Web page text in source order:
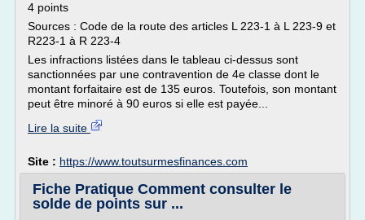
4 points
Sources : Code de la route des articles L 223-1 à L 223-9 et
R223-1 à R 223-4
Les infractions listées dans le tableau ci-dessus sont
sanctionnées par une contravention de 4e classe dont le
montant forfaitaire est de 135 euros. Toutefois, son montant
peut être minoré à 90 euros si elle est payée...
Lire la suite
Site : https://www.toutsurmesfinances.com
Fiche Pratique Comment consulter le
solde de points sur ...